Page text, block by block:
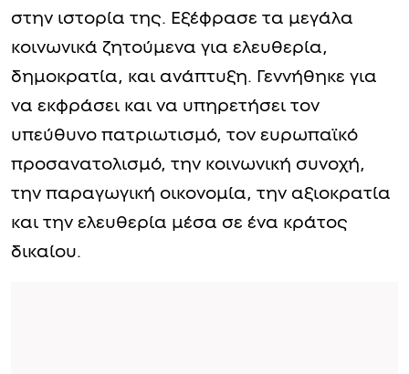
στην ιστορία της. Εξέφρασε τα μεγάλα
κοινωνικά ζητούμενα για ελευθερία,
δημοκρατία, και ανάπτυξη. Γεννήθηκε για
να εκφράσει και να υπηρετήσει τον
υπεύθυνο πατριωτισμό, τον ευρωπαϊκό
προσανατολισμό, την κοινωνική συνοχή,
την παραγωγική οικονομία, την αξιοκρατία
και την ελευθερία μέσα σε ένα κράτος
δικαίου.